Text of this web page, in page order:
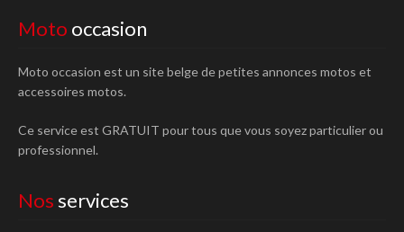
Moto occasion
Moto occasion est un site belge de petites annonces motos et
accessoires motos.
Ce service est GRATUIT pour tous que vous soyez particulier ou
professionnel.
Nos services